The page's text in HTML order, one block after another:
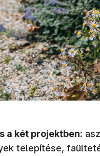
a két projektben:
telepítése,